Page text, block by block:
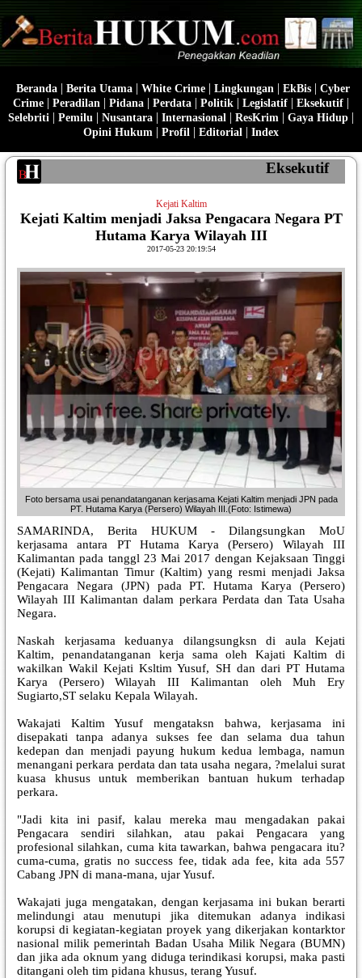
Beranda| Berita Utama| White Crime| Lingkungan | EkBis| Cyber
Crime | Peradilan | Pidana | Perdata | Politik | Legislatif | Eksekutif |
Selebriti | Pemilu | Nusantara | Internasional | ResKrim | Gaya Hidup |
Opini Hukum | Profil | Editorial | Index
Eksekutif
Kejati Kaltim
Kejati Kaltim menjadi Jaksa Pengacara Negara PT
Hutama Karya Wilayah III
2017-05-23 20:19:54
Foto bersama usai penandatanganan kerjasama Kejati Kaltim menjadi JPN pada
PT. Hutama Karya (Persero) Wilayah III.(Foto: Istimewa)
SAMARINDA, Berita HUKUM - Dilangsungkan MoU
kerjasama antara PT Hutama Karya (Persero) Wilayah III
Kalimantan pada tanggl 23 Mai 2017 dengan Kejaksaan Tinggi
(Kejati) Kalimantan Timur (Kaltim) yang resmi menjadi Jaksa
Pengacara Negara (JPN) pada PT. Hutama Karya (Persero)
Wilayah III Kalimantan dalam perkara Perdata dan Tata Usaha
Negara.
Naskah kerjasama keduanya dilangsungksn di aula Kejati
Kaltim, penandatanganan kerja sama oleh Kajati Kaltim di
wakilkan Wakil Kejati Ksltim Yusuf, SH dan dari PT Hutama
Karya (Persero) Wilayah III Kalimantan oleh Muh Ery
Sugiarto,ST selaku Kepala Wilayah.
Wakajati Kaltim Yusuf mengataksn bahwa, kerjasama ini
disepakati tanpa adanya sukses fee dan selama dua tahun
kedepan dan menjadi payung hukum kedua lembaga, namun
menangani perkara perdata dan tata usaha negara, ?melalui surat
kuasa khusus untuk memberikan bantuan hukum terhadap
perkara.
"Jadi kita ini pasif, kalau mereka mau mengadakan pakai
Pengacara sendiri silahkan, atau pakai Pengacara yang
profesional silahkan, cuma kita tawarkan, bahwa pengacara itu?
cuma-cuma, gratis no success fee, tidak ada fee, kita ada 557
Cabang JPN di mana-mana, ujar Yusuf.
Wakajati juga mengatakan, dengan kerjasama ini bukan berarti
melindungi atau menutupi jika ditemukan adanya indikasi
korupsi di kegiatan-kegiatan proyek yang dikerjakan kontarktor
nasional milik pemerintah Badan Usaha Milik Negara (BUMN)
dan jika ada oknum yang diduga terindikasi korupsi, maka pasti
ditangani oleh tim pidana khusus, terang Yusuf.